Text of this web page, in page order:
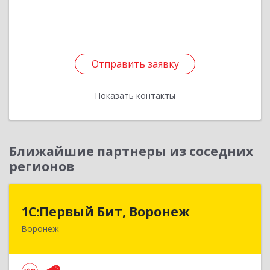
Отправить заявку
Показать контакты
Отправить заявку
Назад
Ближайшие партнеры из соседних
регионов
1С:Первый Бит, Воронеж
Воронеж
1С:Первый Бит, Воронеж
394006, Воронежская обл, Воронеж г, 20-летия